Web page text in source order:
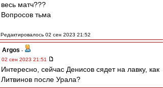
весь матч???
Вопросов тьма
Редактировалось 02 сен 2023 21:52
Argos -
02 сен 2023 21:51
Интересно, сейчас Денисов сядет на лавку, как
Литвинов после Урала?